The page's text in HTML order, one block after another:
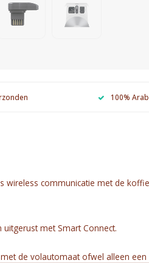
100%
wireless communicatie met de
met Smart Connect.
de volautomaat ofwel alleen een